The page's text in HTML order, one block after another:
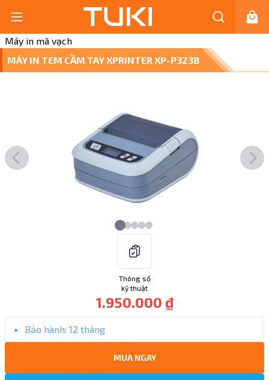
Máy in mã vạch
MÁY IN TEM CẦM TAY XPRINTER XP-P323B
Thông số
kỹ thuật
1.950.000 ₫
Bảo hành: 12 tháng
MUA NGAY